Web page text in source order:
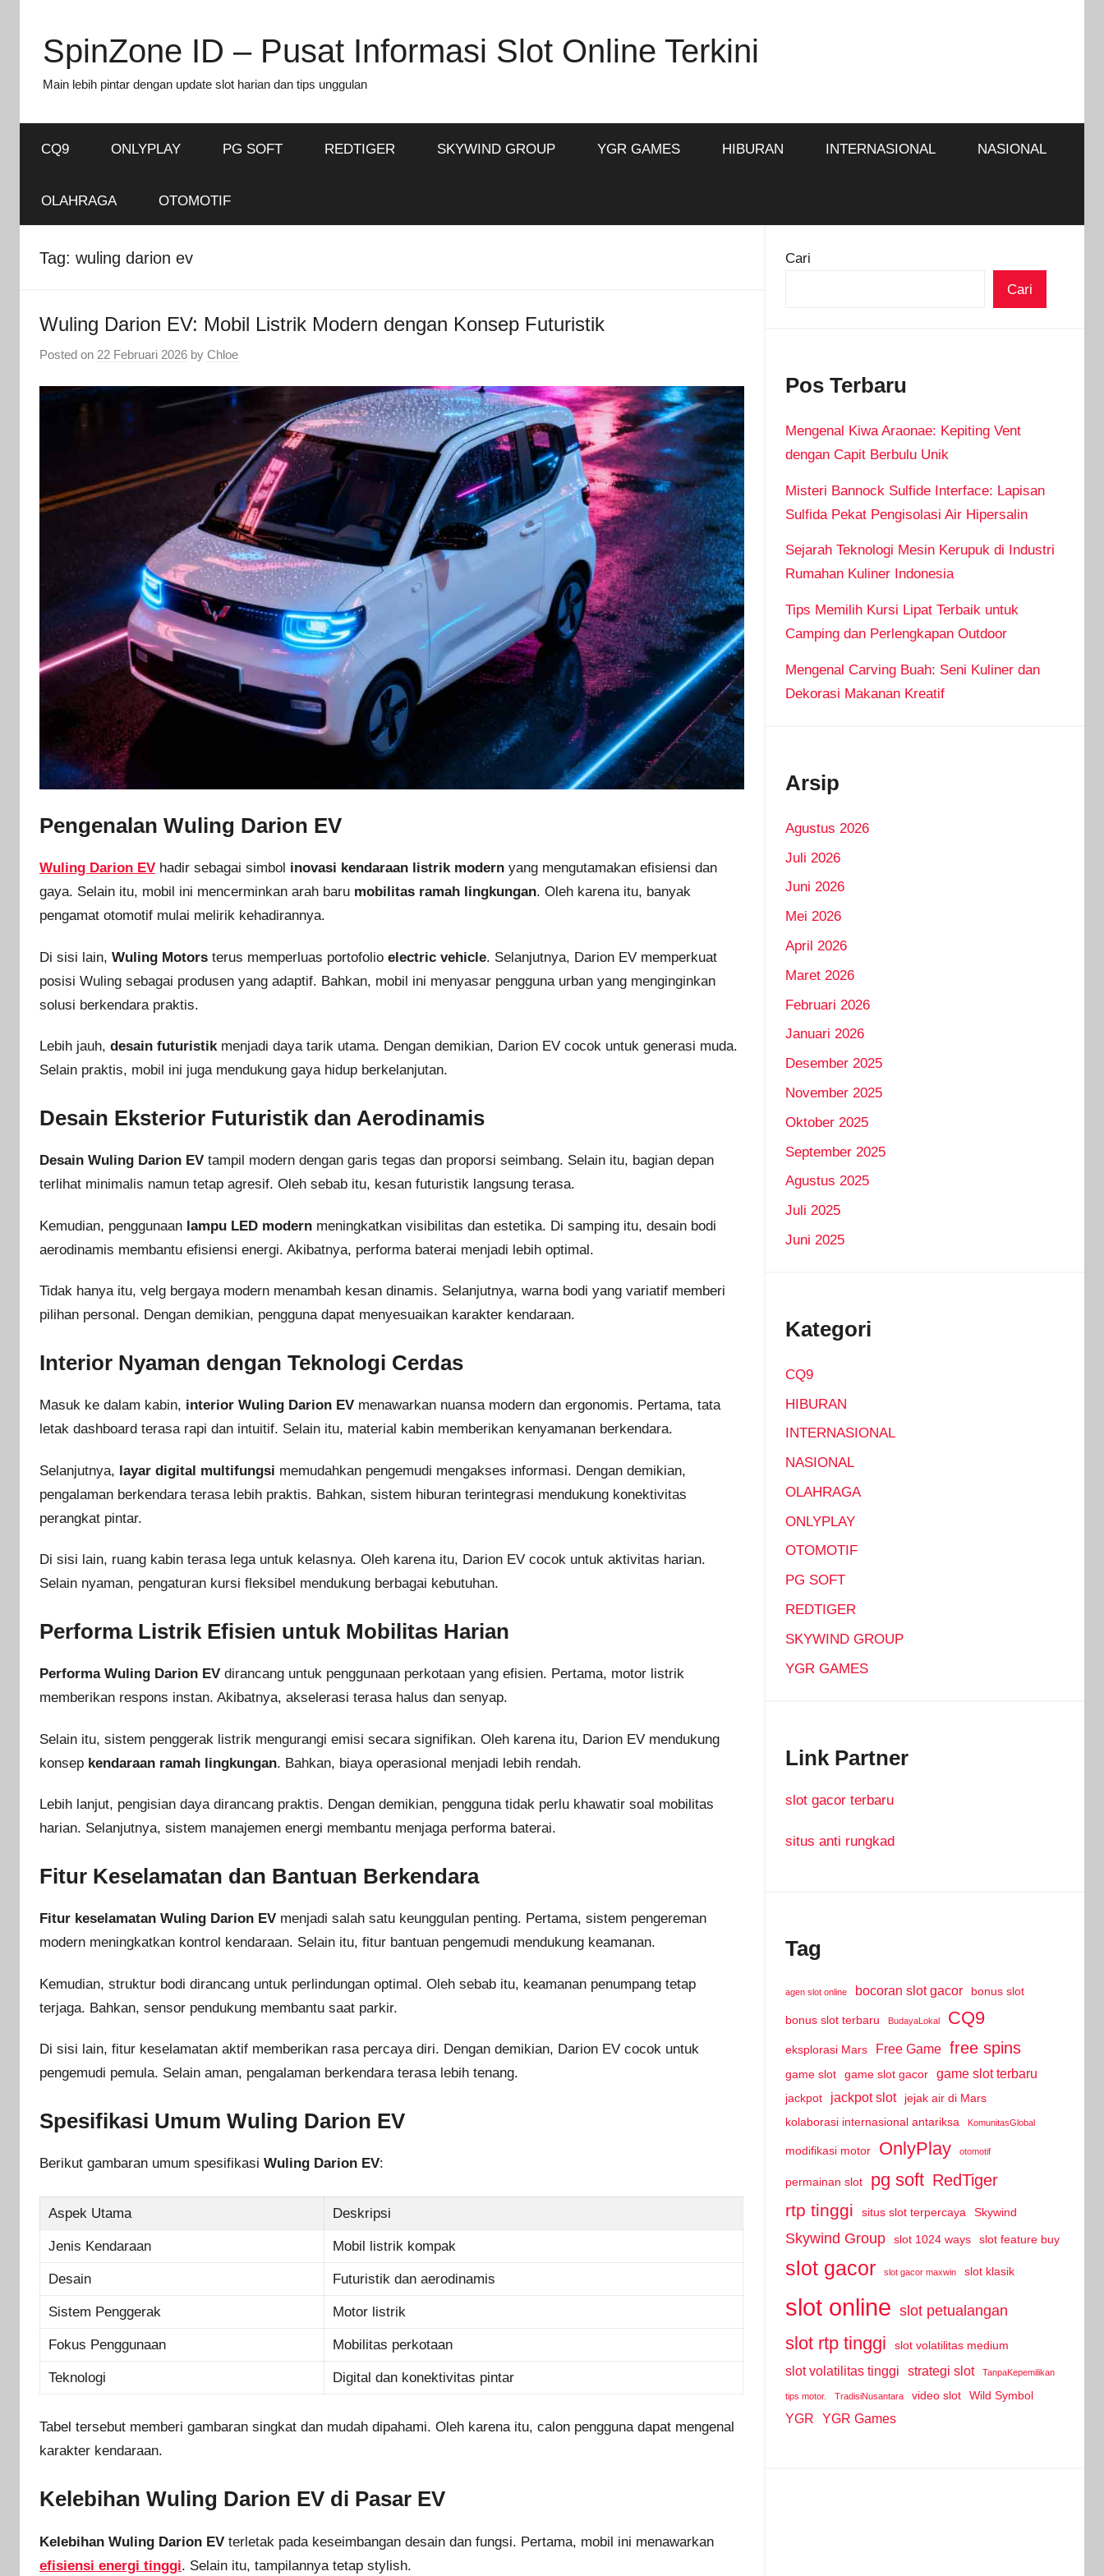
contentSpinZone ID – Pusat Informasi Slot Online Terkini
Main lebih pintar dengan update slot harian dan tips unggulan
CQ9 ONLYPLAY PG SOFT REDTIGER SKYWIND GROUP YGR GAMES HIBURAN INTERNASIONAL NASIONAL
OLAHRAGA OTOMOTIF
Tag: wuling darion ev
Wuling Darion EV: Mobil Listrik Modern dengan Konsep Futuristik
Posted on 22 Februari 2026 by Chloe
Pengenalan Wuling Darion EV
Wuling Darion EV hadir sebagai simbol inovasi kendaraan listrik modern yang mengutamakan efisiensi dan
gaya. Selain itu, mobil ini mencerminkan arah baru mobilitas ramah lingkungan. Oleh karena itu, banyak
pengamat otomotif mulai melirik kehadirannya.
Di sisi lain, Wuling Motors terus memperluas portofolio electric vehicle. Selanjutnya, Darion EV memperkuat
posisi Wuling sebagai produsen yang adaptif. Bahkan, mobil ini menyasar pengguna urban yang menginginkan
solusi berkendara praktis.
Lebih jauh, desain futuristikmenjadi daya tarik utama. Dengan demikian, Darion EV cocok untuk generasi muda.
Selain praktis, mobil ini juga mendukung gaya hidup berkelanjutan.
Desain Eksterior Futuristik dan Aerodinamis
Desain Wuling Darion EV tampil modern dengan garis tegas dan proporsi seimbang. Selain itu, bagian depan
terlihat minimalis namun tetap agresif. Oleh sebab itu, kesan futuristik langsung terasa.
Kemudian, penggunaan lampu LED modern meningkatkan visibilitas dan estetika. Di samping itu, desain bodi
aerodinamis membantu efisiensi energi. Akibatnya, performa baterai menjadi lebih optimal.
Tidak hanya itu, velg bergaya modern menambah kesan dinamis. Selanjutnya, warna bodi yang variatif memberi
pilihan personal. Dengan demikian, pengguna dapat menyesuaikan karakter kendaraan.
Interior Nyaman dengan Teknologi Cerdas
Masuk ke dalam kabin, interior Wuling Darion EV menawarkan nuansa modern dan ergonomis. Pertama, tata
letak dashboard terasa rapi dan intuitif. Selain itu, material kabin memberikan kenyamanan berkendara.
Selanjutnya, layar digital multifungsi memudahkan pengemudi mengakses informasi. Dengan demikian,
pengalaman berkendara terasa lebih praktis. Bahkan, sistem hiburan terintegrasi mendukung konektivitas
perangkat pintar.
Di sisi lain, ruang kabin terasa lega untuk kelasnya. Oleh karena itu, Darion EV cocok untuk aktivitas harian.
Selain nyaman, pengaturan kursi fleksibel mendukung berbagai kebutuhan.
Performa Listrik Efisien untuk Mobilitas Harian
Performa Wuling Darion EV dirancang untuk penggunaan perkotaan yang efisien. Pertama, motor listrik
memberikan respons instan. Akibatnya, akselerasi terasa halus dan senyap.
Selain itu, sistem penggerak listrik mengurangi emisi secara signifikan. Oleh karena itu, Darion EV mendukung
konsep kendaraan ramah lingkungan. Bahkan, biaya operasional menjadi lebih rendah.
Lebih lanjut, pengisian daya dirancang praktis. Dengan demikian, pengguna tidak perlu khawatir soal mobilitas
harian. Selanjutnya, sistem manajemen energi membantu menjaga performa baterai.
Fitur Keselamatan dan Bantuan Berkendara
Fitur keselamatan Wuling Darion EV menjadi salah satu keunggulan penting. Pertama, sistem pengereman
modern meningkatkan kontrol kendaraan. Selain itu, fitur bantuan pengemudi mendukung keamanan.
Kemudian, struktur bodi dirancang untuk perlindungan optimal. Oleh sebab itu, keamanan penumpang tetap
terjaga. Bahkan, sensor pendukung membantu saat parkir.
Di sisi lain, fitur keselamatan aktif memberikan rasa percaya diri. Dengan demikian, Darion EV cocok untuk
pengemudi pemula. Selain aman, pengalaman berkendara terasa lebih tenang.
Spesifikasi Umum Wuling Darion EV
Berikut gambaran umum spesifikasi Wuling Darion EV:
Aspek Utama Deskripsi
Jenis Kendaraan Mobil listrik kompak
Desain Futuristik dan aerodinamis
Sistem Penggerak Motor listrik
Fokus Penggunaan Mobilitas perkotaan
Teknologi Digital dan konektivitas pintar
Tabel tersebut memberi gambaran singkat dan mudah dipahami. Oleh karena itu, calon pengguna dapat mengenal
karakter kendaraan.
Kelebihan Wuling Darion EV di Pasar EV
Kelebihan Wuling Darion EV terletak pada keseimbangan desain dan fungsi. Pertama, mobil ini menawarkan
efisiensi energi tinggi. Selain itu, tampilannya tetap stylish.
Cari
Cari
Pos Terbaru
Mengenal Kiwa Araonae: Kepiting Vent
dengan Capit Berbulu Unik
Misteri Bannock Sulfide Interface: Lapisan
Sulfida Pekat Pengisolasi Air Hipersalin
Sejarah Teknologi Mesin Kerupuk di Industri
Rumahan Kuliner Indonesia
Tips Memilih Kursi Lipat Terbaik untuk
Camping dan Perlengkapan Outdoor
Mengenal Carving Buah: Seni Kuliner dan
Dekorasi Makanan Kreatif
Arsip
Agustus 2026
Juli 2026
Juni 2026
Mei 2026
April 2026
Maret 2026
Februari 2026
Januari 2026
Desember 2025
November 2025
Oktober 2025
September 2025
Agustus 2025
Juli 2025
Juni 2025
Kategori
CQ9
HIBURAN
INTERNASIONAL
NASIONAL
OLAHRAGA
ONLYPLAY
OTOMOTIF
PG SOFT
REDTIGER
SKYWIND GROUP
YGR GAMES
Link Partner
slot gacor terbaru
situs anti rungkad
Tag
agen slot online bocoran slot gacor bonus slot
bonus slot terbaru BudayaLokal CQ9
eksplorasi Mars Free Game free spins
game slot game slot gacor game slot terbaru
jackpot jackpot slot
jejak air di Mars
kolaborasi internasional antariksa
KomunitasGlobal
modifikasi motor OnlyPlay otomotif
permainan slot pg soft RedTiger
rtp tinggi situs slot terpercaya Skywind
Skywind Group slot 1024 ways slot feature buy
slot gacor slot gacor maxwin slot klasik
slot online slot petualangan
slot rtp tinggi slot volatilitas medium
slot volatilitas tinggi strategi slot TanpaKepemilikan
tips motor. TradisiNusantara video slot Wild Symbol
YGR YGR Games